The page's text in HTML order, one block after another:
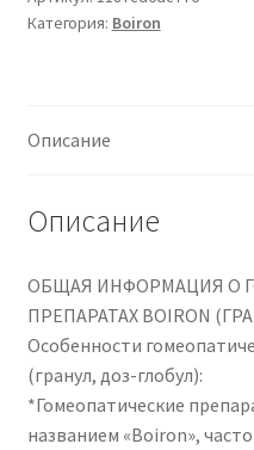
9CH
Категория: Boiron
Описание
Описание
ОБЩАЯ ИНФОРМАЦИЯ О
ПРЕПАРАТАХ BOIRON
Особенности
(гранул, доз-глобул):
*Гомеопатические
названием «Boiron»,